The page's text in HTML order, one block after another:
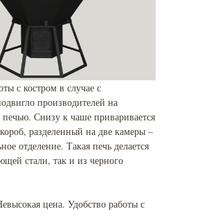
с костром в случае с
производителей на
печью. Снизу к чаше приваривается
разделенный на две камеры –
отделение. Такая печь делается
стали, так и из черного
цена. Удобство работы с